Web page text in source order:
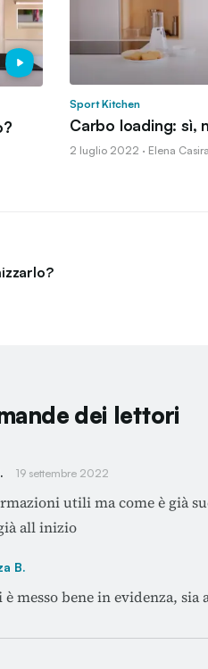
Sport Kitchen
Carbo loading: sì,
2 luglio 2022 · Elena
dei lettori
19 settembre 2022
utili ma come è già
all inizio
B.
messo bene in evidenza,